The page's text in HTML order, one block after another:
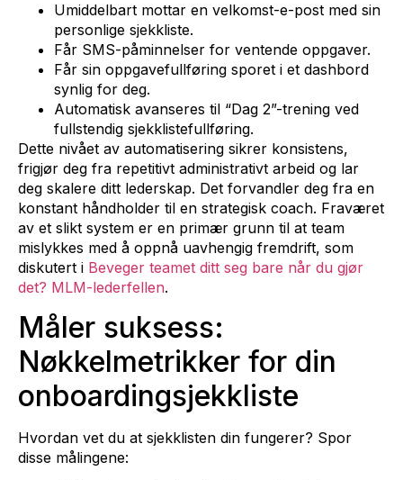
Umiddelbart mottar en velkomst-e-post med sin
personlige sjekkliste.
Får SMS-påminnelser for ventende oppgaver.
Får sin oppgavefullføring sporet i et dashbord
synlig for deg.
Automatisk avanseres til “Dag 2”-trening ved
fullstendig sjekklistefullføring.
Dette nivået av automatisering sikrer konsistens,
frigjør deg fra repetitivt administrativt arbeid og lar
deg skalere ditt lederskap. Det forvandler deg fra en
konstant håndholder til en strategisk coach. Fraværet
av et slikt system er en primær grunn til at team
mislykkes med å oppnå uavhengig fremdrift, som
diskutert i Beveger teamet ditt seg bare når du gjør
det? MLM-lederfellen.
Måler suksess:
Nøkkelmetrikker for din
onboardingsjekkliste
Hvordan vet du at sjekklisten din fungerer? Spor
disse målingene: